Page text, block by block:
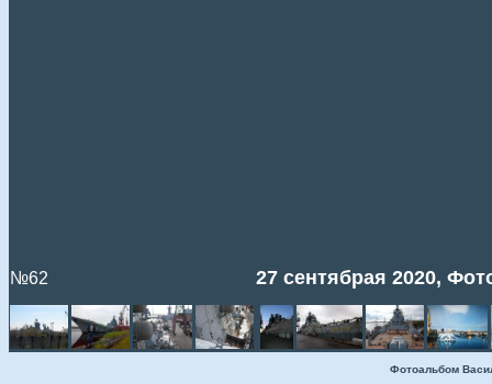
№62 27 сентябрая 2020,
Фотоальбом